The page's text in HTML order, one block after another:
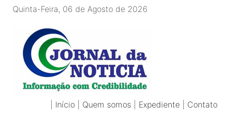
Quinta-Feira, 06 de Agosto de 2026
Início Quem somos Expediente Contato